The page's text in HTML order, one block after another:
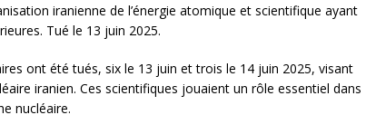
iranienne de l’énergie atomique et scientifique ayant
Tué le 13 juin 2025.
ont été tués, six le 13 juin et trois le 14 juin 2025, visant
iranien. Ces scientifiques jouaient un rôle essentiel dans
nucléaire.